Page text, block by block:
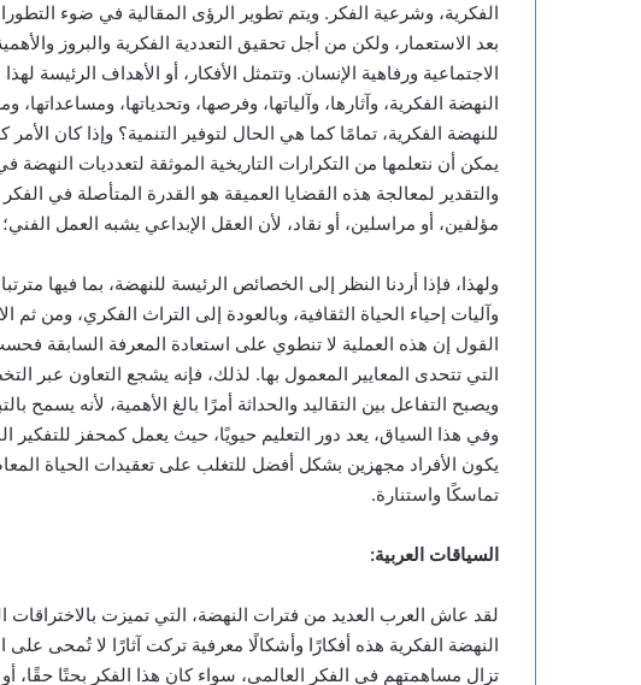
الفكرية، وشرعية الفكر. ويتم تطوير الرؤى المقالية في ضوء
بعد الاستعمار، ولكن من أجل تحقيق التعددية الفكرية والبروز
الاجتماعية ورفاهية الإنسان. وتتمثل الأفكار، أو الأهداف الرئيسة
النهضة الفكرية، وآثارها، وآلياتها، وفرصها، وتحدياتها،
للنهضة الفكرية، تمامًا كما هي الحال لتوفير التنمية؟ وإذا كان
يمكن أن نتعلمها من التكرارات التاريخية الموثقة لتعدديات النهضة
والتقدير لمعالجة هذه القضايا العميقة هو القدرة المتأصلة في
مؤلفين، أو مراسلين، أو نقاد، لأن العقل الإبداعي يشبه العمل
ولهذا، فإذا أردنا النظر إلى الخصائص الرئيسة للنهضة، بما فيها
وآليات إحياء الحياة الثقافية، وبالعودة إلى التراث الفكري، ومن ثم
القول إن هذه العملية لا تنطوي على استعادة المعرفة السابقة
التي تتحدى المعايير المعمول بها. لذلك، فإنه يشجع التعاون عبر
ويصبح التفاعل بين التقاليد والحداثة أمرًا بالغ الأهمية، لأنه يسمح
وفي هذا السياق، يعد دور التعليم حيويًا، حيث يعمل كمحفز للتفكير
يكون الأفراد مجهزين بشكل أفضل للتغلب على تعقيدات الحياة
تماسكًا واستنارة.
السياقات العربية:
لقد عاش العرب العديد من فترات النهضة، التي تميزت بالاختراقات
النهضة الفكرية هذه أفكارًا وأشكالًا معرفية تركت آثارًا لا تُمحى على
تزال مساهمتهم في الفكر العالمي، سواء كان هذا الفكر بحتًا حقًا،